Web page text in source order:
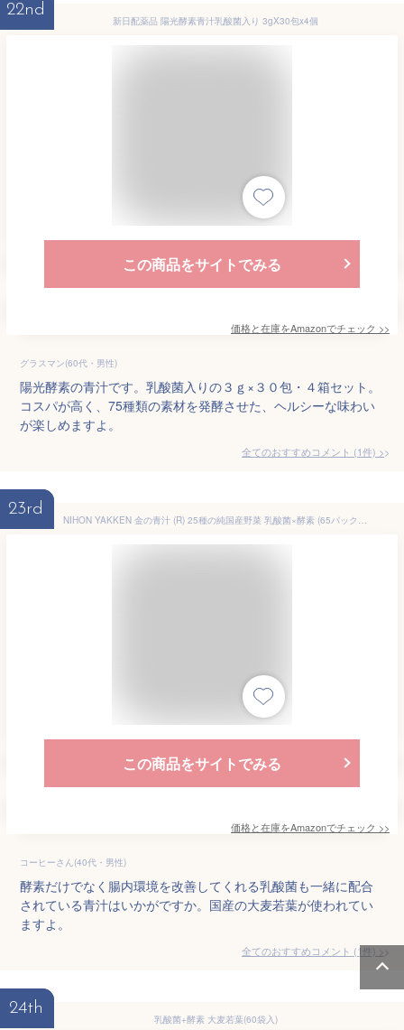
22nd
新日配薬品 陽光酵素青汁乳酸菌入り 3gX30包x4個
この商品をサイトでみる
価格と在庫をAmazonでチェック >>
グラスマン(60代・男性)
陽光酵素の青汁です。乳酸菌入りの３ｇ×３０包・４箱セット。
コスパが高く、75種類の素材を発酵させた、ヘルシーな味わい
が楽しめますよ。
全てのおすすめコメント (1件) >
23rd
NIHON YAKKEN 金の青汁 (R) 25種の純国産野菜 乳酸菌×酵素 (65パック/乳酸菌200億個配合) 酵素青汁 純国産大麦若葉 (食物繊維) 農薬不使用 野菜不足 改善 (日本薬健) 父の日
この商品をサイトでみる
価格と在庫をAmazonでチェック >>
コーヒーさん(40代・男性)
酵素だけでなく腸内環境を改善してくれる乳酸菌も一緒に配合
されている青汁はいかがですか。国産の大麦若葉が使われてい
ますよ。
全てのおすすめコメント (1件) >
24th
乳酸菌+酵素 大麦若葉(60袋入)